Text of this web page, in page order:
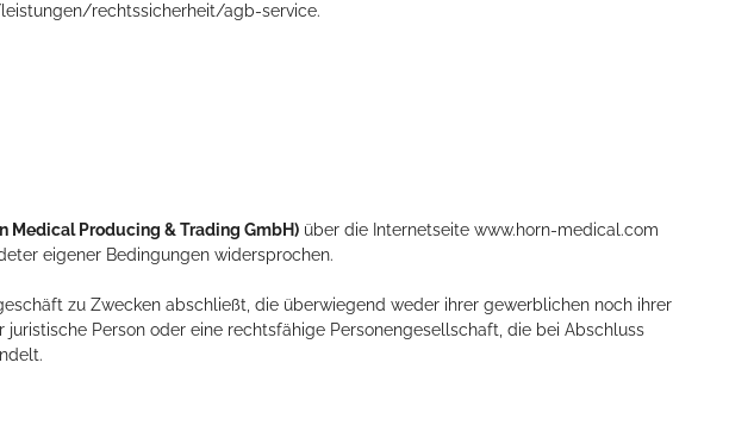
rechtssicherheit/agb-service.
Medical Producing & Trading GmbH) über die Internetseite www.horn-medical.com
eigener Bedingungen widersprochen.
zu Zwecken abschließt, die überwiegend weder ihrer gewerblichen noch ihrer
Person oder eine rechtsfähige Personengesellschaft, die bei Abschluss